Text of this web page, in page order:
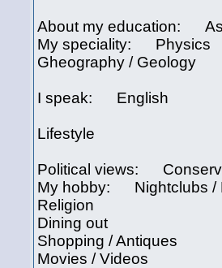
About my education:
My speciality: Physics
Gheography / Geology
I speak: English
Lifestyle
Political views:
My hobby: Nightclubs /
Religion
Dining out
Shopping / Antiques
Movies / Videos